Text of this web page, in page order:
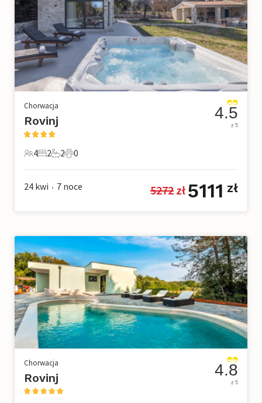
Chorwacja
Rovinj
4 Goście
4
2 Sypialnie
2
2 Łazienki
2
0 Zwierzęta domowe
0
4.5
z 5
24 kwi • 7 noce 5272 zł 5111 zł
Chorwacja
Rovinj 4.8
z 5